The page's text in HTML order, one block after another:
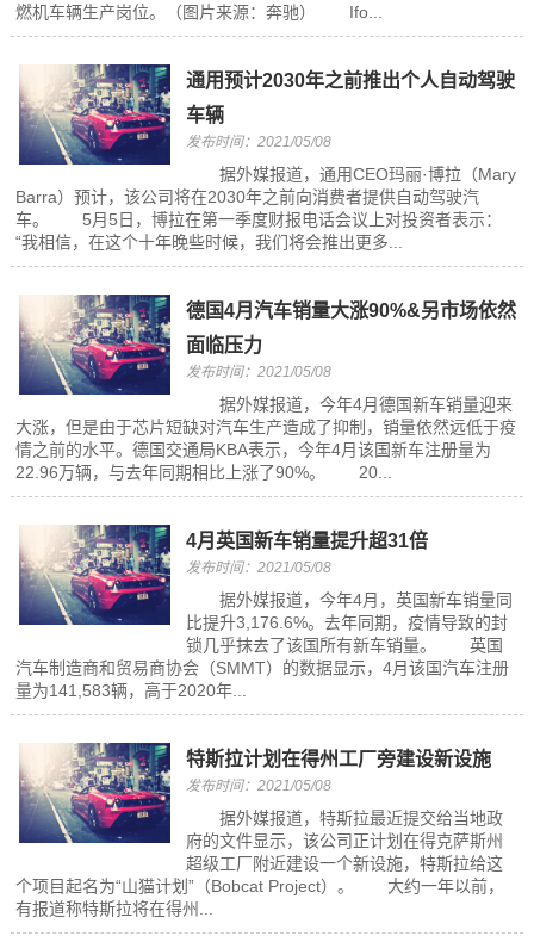
燃机车辆生产岗位。（图片来源：奔驰） Ifo...
通用预计2030年之前推出个人自动驾驶
车辆
发布时间：2021/05/08
据外媒报道，通用CEO玛丽·博拉（Mary
Barra）预计，该公司将在2030年之前向消费者提供自动驾驶汽
车。 5月5日，博拉在第一季度财报电话会议上对投资者表示：
“我相信，在这个十年晚些时候，我们将会推出更多...
德国4月汽车销量大涨90%&另市场依然
面临压力
发布时间：2021/05/08
据外媒报道，今年4月德国新车销量迎来
大涨，但是由于芯片短缺对汽车生产造成了抑制，销量依然远低于疫
情之前的水平。德国交通局KBA表示，今年4月该国新车注册量为
22.96万辆，与去年同期相比上涨了90%。 20...
4月英国新车销量提升超31倍
发布时间：2021/05/08
据外媒报道，今年4月，英国新车销量同
比提升3,176.6%。去年同期，疫情导致的封
锁几乎抹去了该国所有新车销量。 英国
汽车制造商和贸易商协会（SMMT）的数据显示，4月该国汽车注册
量为141,583辆，高于2020年...
特斯拉计划在得州工厂旁建设新设施
发布时间：2021/05/08
据外媒报道，特斯拉最近提交给当地政
府的文件显示，该公司正计划在得克萨斯州
超级工厂附近建设一个新设施，特斯拉给这
个项目起名为“山猫计划”（Bobcat Project）。 大约一年以前，
有报道称特斯拉将在得州...